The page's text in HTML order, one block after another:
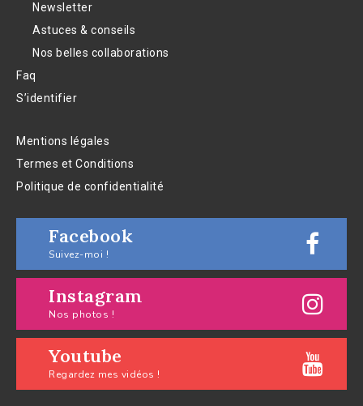
Newsletter
Astuces & conseils
Nos belles collaborations
Faq
S’identifier
Mentions légales
Termes et Conditions
Politique de confidentialité
Facebook
Suivez-moi !
Instagram
Nos photos !
Youtube
Regardez mes vidéos !